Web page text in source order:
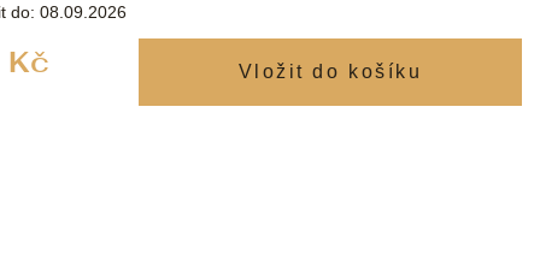
do: 08.09.2026